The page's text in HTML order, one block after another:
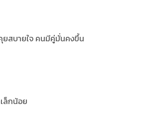
ยสบายใจ คนมีคู่มั่นคงขึ้น
ล็กน้อย